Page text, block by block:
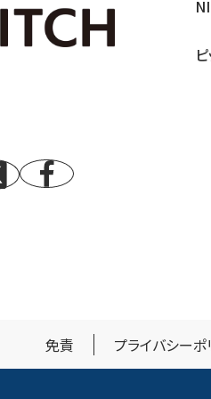
免責 プライバシーポ